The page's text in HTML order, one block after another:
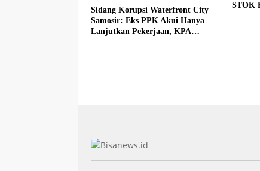
Sidang Korupsi Waterfront City
Samosir: Eks PPK Akui Hanya
Lanjutkan Pekerjaan, KPA
STOK